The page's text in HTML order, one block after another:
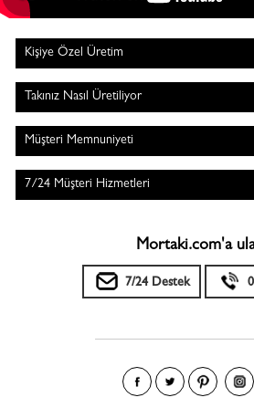
Kişiye Özel Üretim
Takınız Nasıl Üretiliyor
Müşteri Memnuniyeti
7/24 Müşteri Hizmetleri
Mortaki.com'a
7/24 Destek